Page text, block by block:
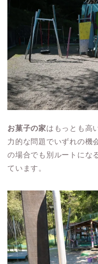
お菓子の家はもっとも高
力的な問題でいずれの機
の場合でも別ルートにな
ています。